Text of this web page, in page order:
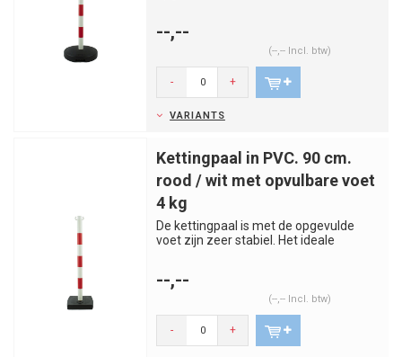
--,--
(--,-- Incl. btw)
- +
VARIANTS
Kettingpaal in PVC. 90 cm.
rood / wit met opvulbare voet
4 kg
De kettingpaal is met de opgevulde
voet zijn zeer stabiel. Het ideale
--,--
(--,-- Incl. btw)
- +